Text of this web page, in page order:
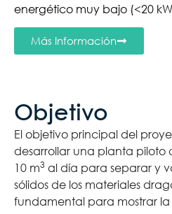
energético muy bajo (<20
Más Información
Objetivo
El objetivo principal del
desarrollar una planta
10 m3 al día para separar y
sólidos de los materiales
fundamental para mostrar